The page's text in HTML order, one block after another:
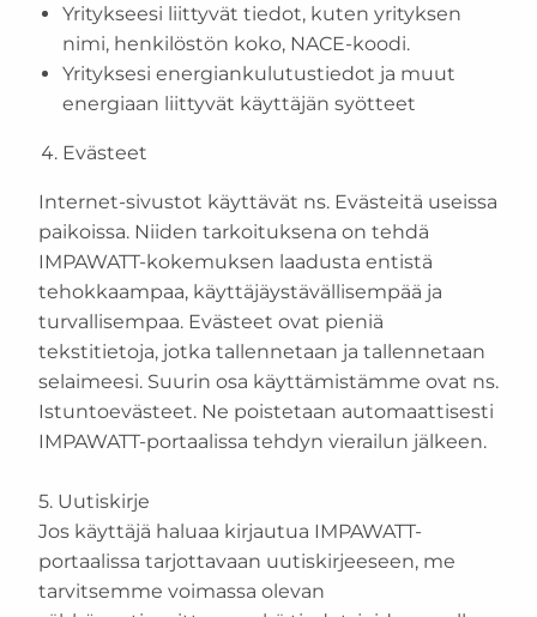
Yritykseesi liittyvät tiedot, kuten yrityksen
nimi, henkilöstön koko, NACE-koodi.
Yrityksesi energiankulutustiedot ja muut
energiaan liittyvät käyttäjän syötteet
Evästeet
Internet-sivustot käyttävät ns. Evästeitä useissa
paikoissa. Niiden tarkoituksena on tehdä
IMPAWATT-kokemuksen laadusta entistä
tehokkaampaa, käyttäjäystävällisempää ja
turvallisempaa. Evästeet ovat pieniä
tekstitietoja, jotka tallennetaan ja tallennetaan
selaimeesi. Suurin osa käyttämistämme ovat ns.
Istuntoevästeet. Ne poistetaan automaattisesti
IMPAWATT-portaalissa tehdyn vierailun jälkeen.
5. Uutiskirje
Jos käyttäjä haluaa kirjautua IMPAWATT-
portaalissa tarjottavaan uutiskirjeeseen, me
tarvitsemme voimassa olevan